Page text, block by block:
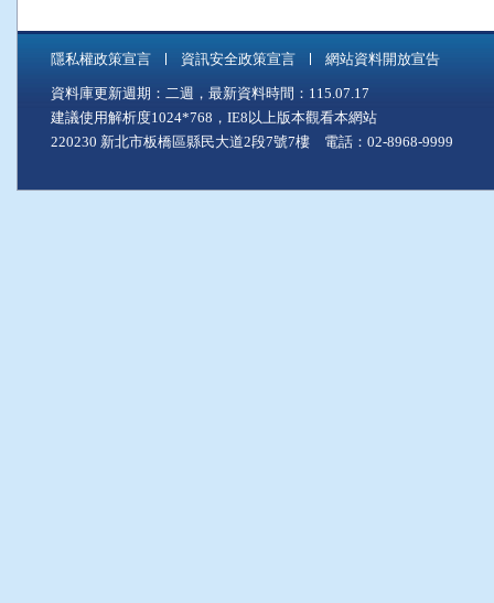
隱私權政策宣言 資訊安全政策宣言 網站資料開放宣告
資料庫更新週期：二週，最新資料時間：115.07.17
建議使用解析度1024*768，IE8以上版本觀看本網站
220230 新北市板橋區縣民大道2段7號7樓 電話：02-8968-9999